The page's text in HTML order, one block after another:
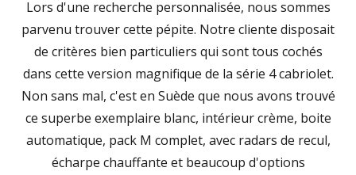
Lors d'une recherche personnalisée, nous sommes
parvenu trouver cette pépite. Notre cliente disposait
de critères bien particuliers qui sont tous cochés
dans cette version magnifique de la série 4 cabriolet.
Non sans mal, c'est en Suède que nous avons trouvé
ce superbe exemplaire blanc, intérieur crème, boite
automatique, pack M complet, avec radars de recul,
écharpe chauffante et beaucoup d'options